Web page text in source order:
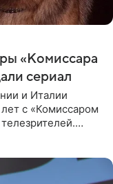
«Комиссара
сериал
и Италии
лет с «Комиссаром